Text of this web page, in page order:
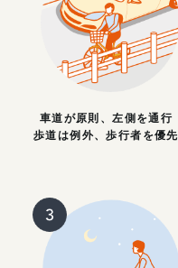
車道が原則、左側を通行
歩道は例外、歩行者を優先